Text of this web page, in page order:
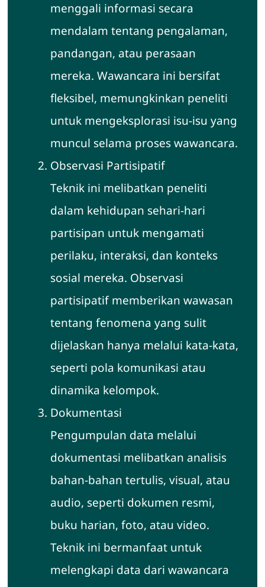
menggali informasi secara
mendalam tentang pengalaman,
pandangan, atau perasaan
mereka. Wawancara ini bersifat
fleksibel, memungkinkan peneliti
untuk mengeksplorasi isu-isu yang
muncul selama proses wawancara.
Observasi Partisipatif
Teknik ini melibatkan peneliti
dalam kehidupan sehari-hari
partisipan untuk mengamati
perilaku, interaksi, dan konteks
sosial mereka. Observasi
partisipatif memberikan wawasan
tentang fenomena yang sulit
dijelaskan hanya melalui kata-kata,
seperti pola komunikasi atau
dinamika kelompok.
Dokumentasi
Pengumpulan data melalui
dokumentasi melibatkan analisis
bahan-bahan tertulis, visual, atau
audio, seperti dokumen resmi,
buku harian, foto, atau video.
Teknik ini bermanfaat untuk
melengkapi data dari wawancara